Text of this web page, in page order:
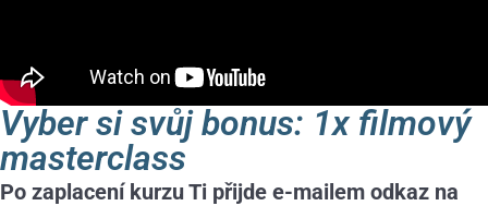
Vyber si svůj bonus: 1x filmový
masterclass
Po zaplacení kurzu Ti přijde e-mailem odkaz na